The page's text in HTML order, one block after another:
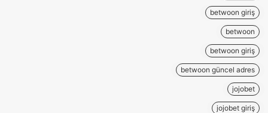
betwoon giriş
betwoon
betwoon giriş
betwoon güncel adres
jojobet
jojobet giriş